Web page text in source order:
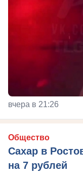
вчера в 21:26
Общество
Сахар в
на 7 рублей